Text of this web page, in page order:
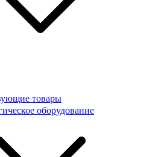
товары
оборудование